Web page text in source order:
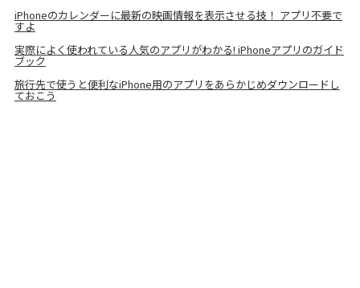
iPhoneのカレンダーに最新の映画情報を表示させる技！ アプリ不要で
すよ
実際によく使われている人気のアプリがわかる! iPhoneアプリのガイド
ブック
旅行先で使うと便利なiPhone用のアプリをあらかじめダウンロードし
ておこう